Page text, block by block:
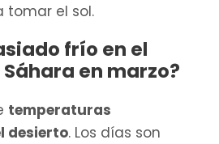
tomar el sol.
frío en el
en marzo?
temperaturas
desierto. Los días son